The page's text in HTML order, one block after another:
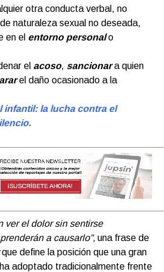
otra conducta verbal, no
naturaleza sexual no deseada,
en el entorno personalo
el acoso, sancionara quien
el daño ocasionado a la
infantil: la lucha contra el
ver el dolor sin sentirse
a causarlo”, una frase de
que define la posición que una gran
adoptado tradicionalmente frente